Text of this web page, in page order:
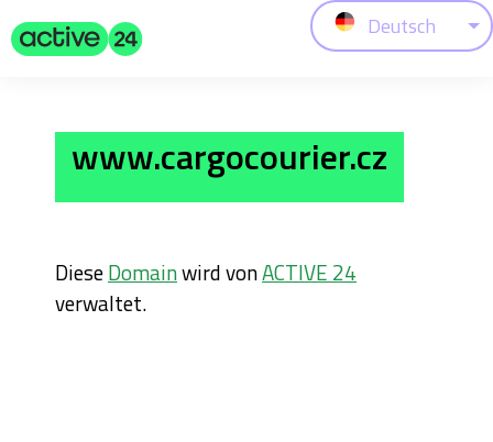
Deutsch
www.cargocourier.cz
DieseDomainwird vonACTIVE 24
verwaltet.